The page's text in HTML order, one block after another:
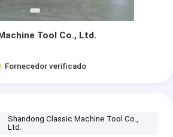
Tool Co., Ltd.
Fornecedor verificado
Shandong Classic Machine Tool Co.,
Ltd.